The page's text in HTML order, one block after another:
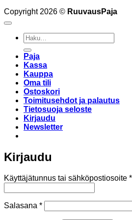
Copyright 2026 © RuuvausPaja
Etsi:
Paja
Kassa
Kauppa
Oma tili
Ostoskori
Toimitusehdot ja palautus
Tietosuoja seloste
Kirjaudu
Newsletter
Kirjaudu
Käyttäjätunnus tai sähköpostiosoite *
Salasana *Vaaditaan